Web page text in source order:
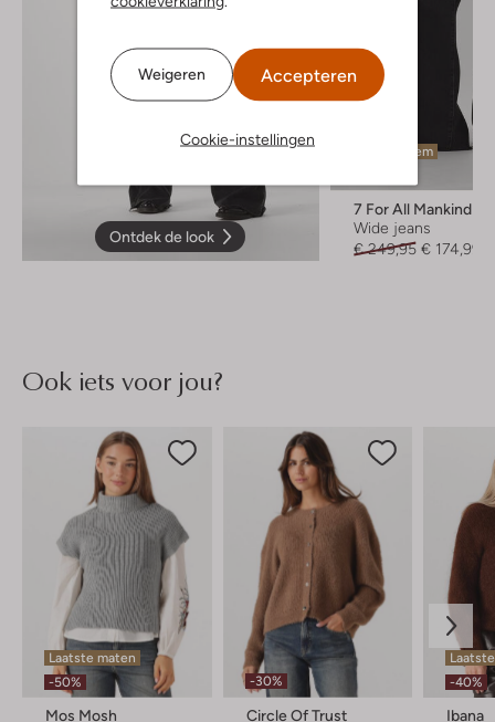
Weigeren Accepteren
Cookie-instellingen
Ontdek de look
Laatste item
7 For All Mankind
Wide jeans
€ 249,95 € 174,99
Ook iets voor jou?
Laatste maten
-50%
Mos Mosh
-30%
Circle Of Trust
-40%
Ibana